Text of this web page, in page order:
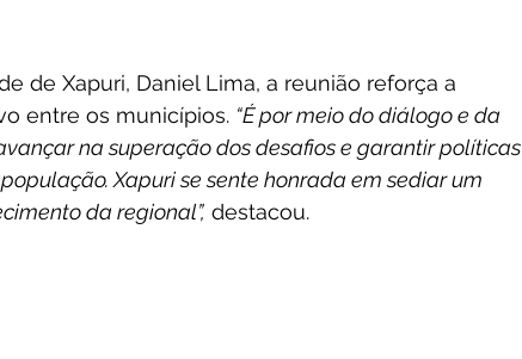
de Xapuri, Daniel Lima, a reunião reforça a
entre os municípios. “É por meio do diálogo e da
na superação dos desafios e garantir políticas
Xapuri se sente honrada em sediar um
da regional”, destacou.